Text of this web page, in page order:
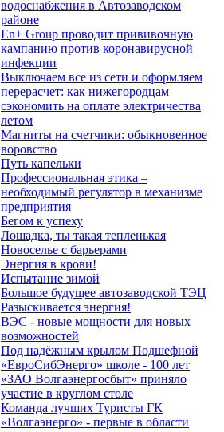
водоснабжения в Автозаводском
районе
En+ Group проводит прививочную
кампанию против коронавирусной
инфекции
Выключаем все из сети и оформляем
перерасчет: как нижегородцам
сэкономить на оплате электричества
летом
Магниты на счетчики: обыкновенное
воровство
Путь капельки
Профессиональная этика –
необходимый регулятор в механизме
предприятия
Бегом к успеху
Лошадка, ты такая тепленькая
Новоселье с барьерами
Энергия в крови!
Испытание зимой
Большое будущее автозаводской ТЭЦ
Разыскивается энергия!
ВЭС - новые мощности для новых
возможностей
Под надёжным крылом Подшефной
«ЕвроСибЭнерго» школе - 100 лет
«ЗАО Волгаэнергосбыт» приняло
участие в круглом столе
Команда лучших Туристы ГК
«Волгаэнерго» - первые в области